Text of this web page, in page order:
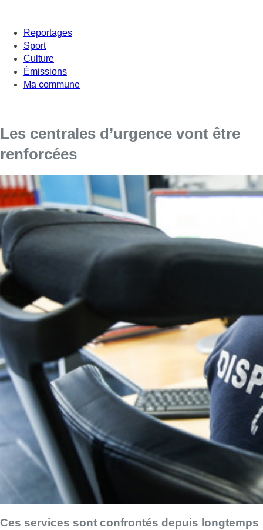
Reportages
Sport
Culture
Émissions
Ma commune
Les centrales d’urgence vont être
renforcées
Ces services sont confrontés depuis longtemps